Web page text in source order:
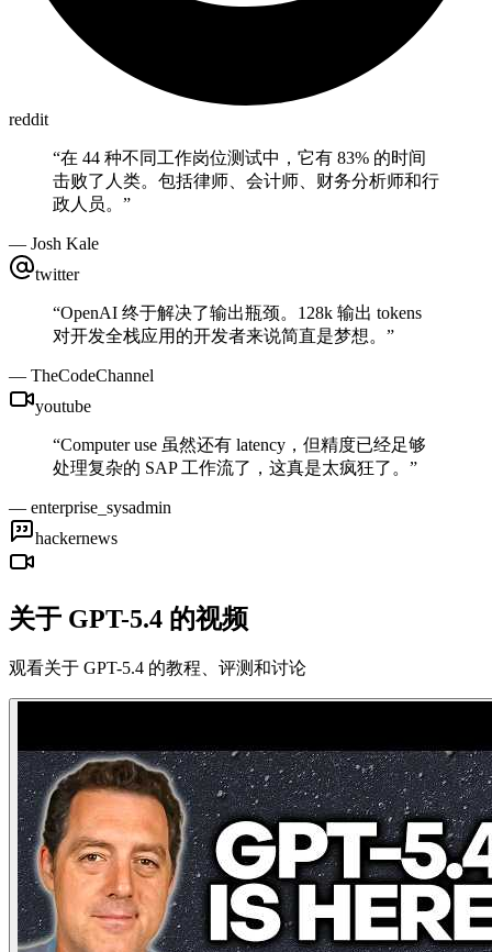
reddit
“在 44 种不同工作岗位测试中，它有 83% 的时间
击败了人类。包括律师、会计师、财务分析师和行
政人员。 ”
— Josh Kale
twitter
“OpenAI 终于解决了输出瓶颈。128k 输出 tokens
对开发全栈应用的开发者来说简直是梦想。 ”
— TheCodeChannel
youtube
“Computer use 虽然还有 latency，但精度已经足够
处理复杂的 SAP 工作流了，这真是太疯狂了。 ”
— enterprise_sysadmin
hackernews
关于 GPT-5.4 的视频
观看关于 GPT-5.4 的教程、评测和讨论